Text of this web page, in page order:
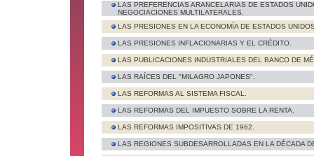
LAS PREFERENCIAS ARANCELARIAS DE ESTADOS
NEGOCIACIONES MULTILATERALES.
LAS PRESIONES EN LA ECONOMÍA DE ESTADOS
LAS PRESIONES INFLACIONARIAS Y EL CRÉDITO.
LAS PUBLICACIONES INDUSTRIALES DEL BANCO DE
LAS RAÍCES DEL "MILAGRO JAPONES".
LAS REFORMAS AL SISTEMA FISCAL.
LAS REFORMAS DEL IMPUESTO SOBRE LA RENTA.
LAS REFORMAS IMPOSITIVAS DE 1962.
LAS REGIONES SUBDESARROLLADAS EN LA DÉCADA